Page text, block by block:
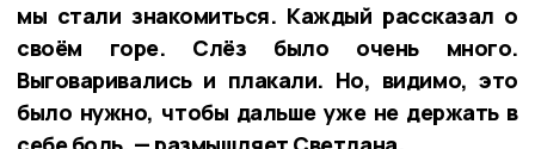
мы стали знакомиться. Каждый рассказал о
своём горе. Слёз было очень много.
Выговаривались и плакали. Но, видимо, это
было нужно, чтобы дальше уже не держать в